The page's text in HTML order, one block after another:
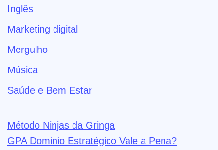
Inglês
Marketing digital
Mergulho
Música
Saúde e Bem Estar
Método Ninjas da Gringa
GPA Dominio Estratégico Vale a Pena?